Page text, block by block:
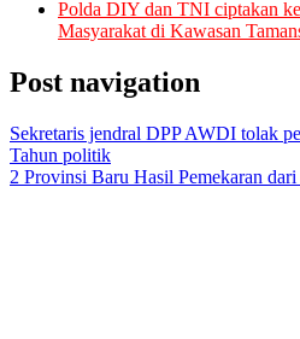
Polda DIY dan TNI ciptakan
Masyarakat di Kawasan
Post navigation
Sekretaris jendral DPP AWDI tolak
Tahun politik
2 Provinsi Baru Hasil Pemekaran